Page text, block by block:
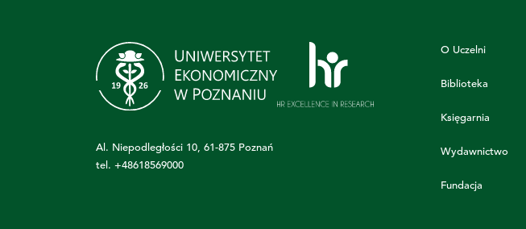
Al. Niepodległości 10, 61-875 Poznań
tel.+48618569000
O Uczelni
Biblioteka
Księgarnia
Wydawnictwo
Fundacja